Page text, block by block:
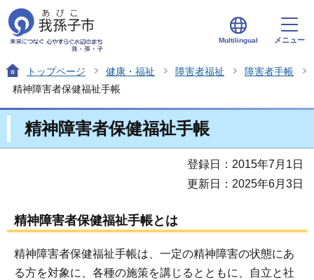
Multilingual メニュー
トップページ 健康・福祉 障害者福祉
障害者手帳
精神障害者保健福祉手帳
精神障害者保健福祉手帳
登録日：2015年7月1日
更新日：2025年6月3日
精神障害者保健福祉手帳とは
精神障害者保健福祉手帳は、一定の精神障害の状態にあ
る方を対象に、各種の施策を講じるとともに、自立と社